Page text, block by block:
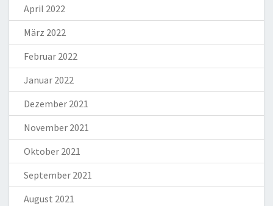
April 2022
März 2022
Februar 2022
Januar 2022
Dezember 2021
November 2021
Oktober 2021
September 2021
August 2021